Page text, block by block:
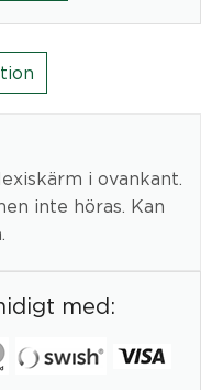
i ovankant.
inte höras. Kan
med: